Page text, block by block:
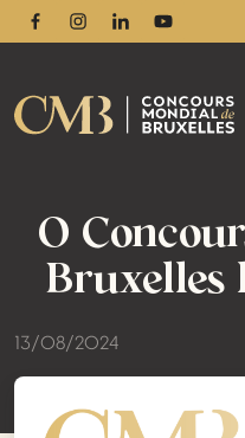
FacebookInstagram
LinkedinYoutube
O
Bruxelles
13/08/2024